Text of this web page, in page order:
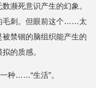
濒死意识产生的幻象。
毛刺。但眼前这个……太
禁锢的脑组织能产生的
的质感。
种……“生活”。